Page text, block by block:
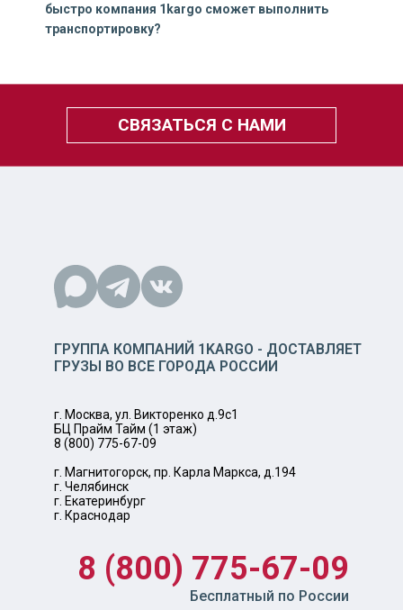
быстро компания 1kargo сможет выполнить
транспортировку?
СВЯЗАТЬСЯ С НАМИ
ГРУППА КОМПАНИЙ 1KARGO - ДОСТАВЛЯЕТ
ГРУЗЫ ВО ВСЕ ГОРОДА РОССИИ
г. Москва, ул. Викторенко д.9с1
БЦ Прайм Тайм (1 этаж)
8 (800) 775-67-09
г. Магнитогорск, пр. Карла Маркса, д.194
г. Челябинск
г. Екатеринбург
г. Краснодар
8 (800) 775-67-09
Бесплатный по России